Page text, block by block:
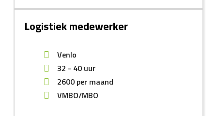
Logistiek medewerker
Venlo
32 - 40 uur
2600 per maand
VMBO/MBO